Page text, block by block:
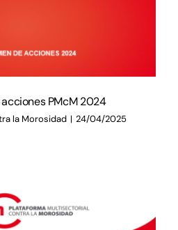
PMcM 2024
la Morosidad | 24/04/2025